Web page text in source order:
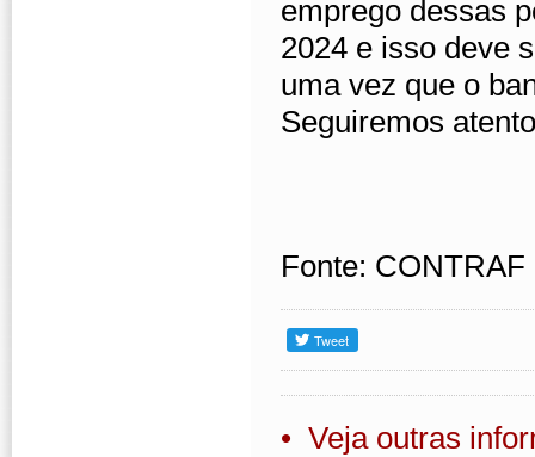
emprego dessas
2024 e isso deve
uma vez que o
Seguiremos
Fonte: CONTRAF
• Veja outras